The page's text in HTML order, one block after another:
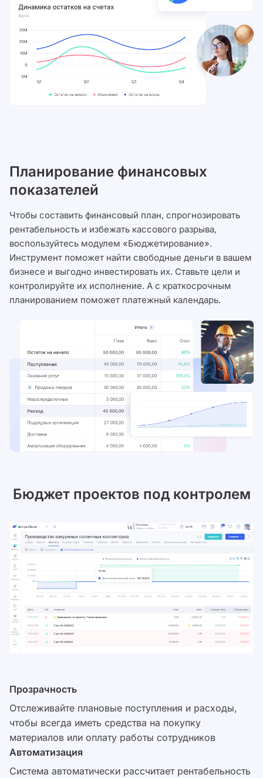
Планирование финансовых
показателей
Чтобы составить финансовый план, спрогнозировать
рентабельность и избежать кассового разрыва,
воспользуйтесь модулем «Бюджетирование».
Инструмент поможет найти свободные деньги в вашем
бизнесе и выгодно инвестировать их. Ставьте цели и
контролируйте их исполнение. А с краткосрочным
планированием поможет платежный календарь.
Бюджет проектов под контролем
Прозрачность
Отслеживайте плановые поступления и расходы,
чтобы всегда иметь средства на покупку
материалов или оплату работы сотрудников
Автоматизация
Система автоматически рассчитает рентабельность